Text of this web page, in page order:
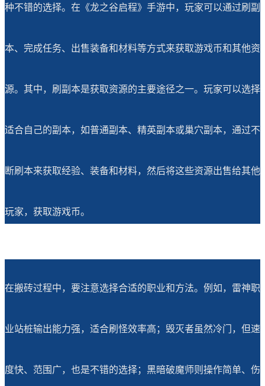
种不错的选择。在《龙之谷启程》手游中，玩家可以通过刷副
本、完成任务、出售装备和材料等方式来获取游戏币和其他资
源。其中，刷副本是获取资源的主要途径之一。玩家可以选择
适合自己的副本，如普通副本、精英副本或巢穴副本，通过不
断刷本来获取经验、装备和材料，然后将这些资源出售给其他
玩家，获取游戏币。
在搬砖过程中，要注意选择合适的职业和方法。例如，雷神职
业站桩输出能力强，适合刷怪效率高；毁灭者虽然冷门，但速
度快、范围广，也是不错的选择；黑暗破魔师则操作简单、伤